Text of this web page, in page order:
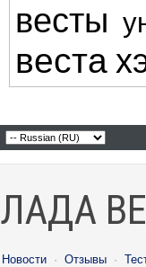
весты
веста
ЛАДА
Новости · Отзывы ·